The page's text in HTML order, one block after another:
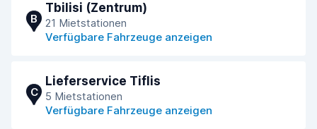
B
Tbilisi (Zentrum)
21 Mietstationen
Verfügbare Fahrzeuge anzeigen
C
Lieferservice Tiflis
5 Mietstationen
Verfügbare Fahrzeuge anzeigen